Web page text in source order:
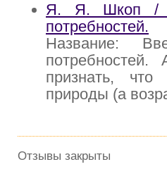
Я. Я. Шкоп /
потребностей.
Название:
признать,
природы (а
Отзывы закрыты